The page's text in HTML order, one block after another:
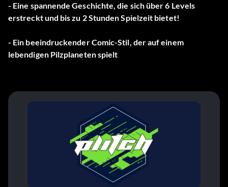
- Eine spannende Geschichte, die sich über 6 Levels
erstreckt und bis zu 2 Stunden Spielzeit bietet!
- Ein beeindruckender Comic-Stil, der auf einem
lebendigen Pilzplaneten spielt